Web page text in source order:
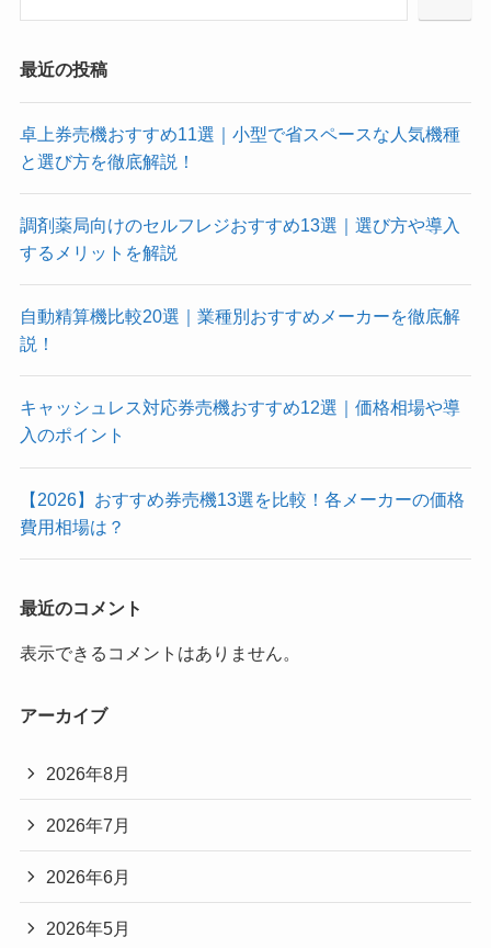
最近の投稿
卓上券売機おすすめ11選｜小型で省スペースな人気機種
と選び方を徹底解説！
調剤薬局向けのセルフレジおすすめ13選｜選び方や導入
するメリットを解説
自動精算機比較20選｜業種別おすすめメーカーを徹底解
説！
キャッシュレス対応券売機おすすめ12選｜価格相場や導
入のポイント
【2026】おすすめ券売機13選を比較！各メーカーの価格
費用相場は？
最近のコメント
表示できるコメントはありません。
アーカイブ
2026年8月
2026年7月
2026年6月
2026年5月